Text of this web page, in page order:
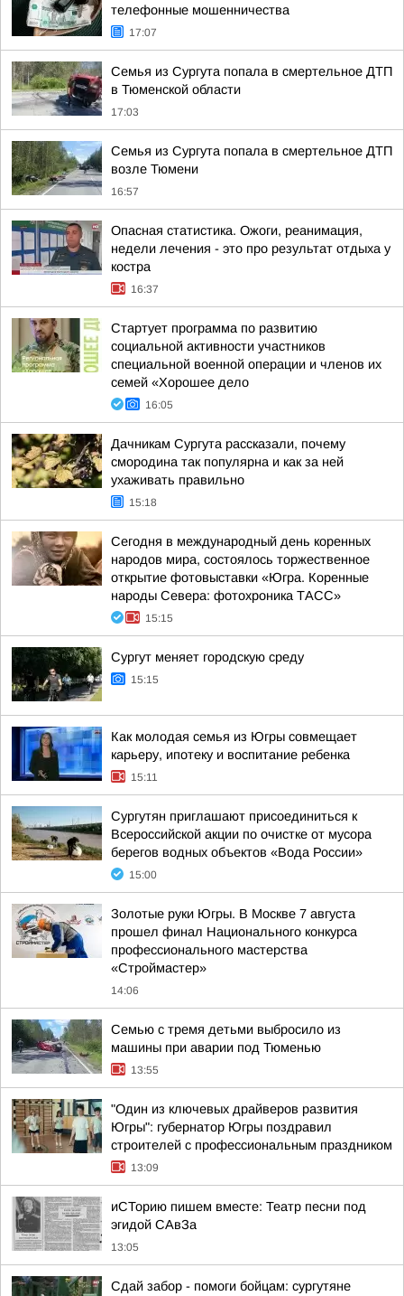
телефонные мошенничества
17:07
Семья из Сургута попала в смертельное ДТП
в Тюменской области
17:03
Семья из Сургута попала в смертельное ДТП
возле Тюмени
16:57
Опасная статистика. Ожоги, реанимация,
недели лечения - это про результат отдыха у
костра
16:37
Стартует программа по развитию
социальной активности участников
специальной военной операции и членов их
семей «Хорошее дело
16:05
Дачникам Сургута рассказали, почему
смородина так популярна и как за ней
ухаживать правильно
15:18
Сегодня в международный день коренных
народов мира, состоялось торжественное
открытие фотовыставки «Югра. Коренные
народы Севера: фотохроника ТАСС»
15:15
Сургут меняет городскую среду
15:15
Как молодая семья из Югры совмещает
карьеру, ипотеку и воспитание ребенка
15:11
Сургутян приглашают присоединиться к
Всероссийской акции по очистке от мусора
берегов водных объектов «Вода России»
15:00
Золотые руки Югры. В Москве 7 августа
прошел финал Национального конкурса
профессионального мастерства
«Строймастер»
14:06
Семью с тремя детьми выбросило из
машины при аварии под Тюменью
13:55
"Один из ключевых драйверов развития
Югры": губернатор Югры поздравил
строителей с профессиональным праздником
13:09
иСТорию пишем вместе: Театр песни под
эгидой САвЗа
13:05
Сдай забор - помоги бойцам: сургутяне